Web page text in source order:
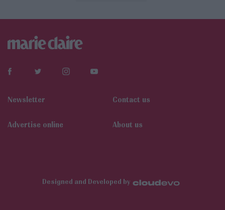
Newsletter Contact us
Αdvertise online About us
Designed and Developed by